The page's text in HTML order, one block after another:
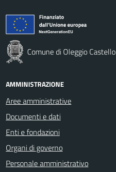
Comune di Oleggio Castello
AMMINISTRAZIONE
Aree amministrative
Documenti e dati
Enti e fondazioni
Organi di governo
Personale amministrativo